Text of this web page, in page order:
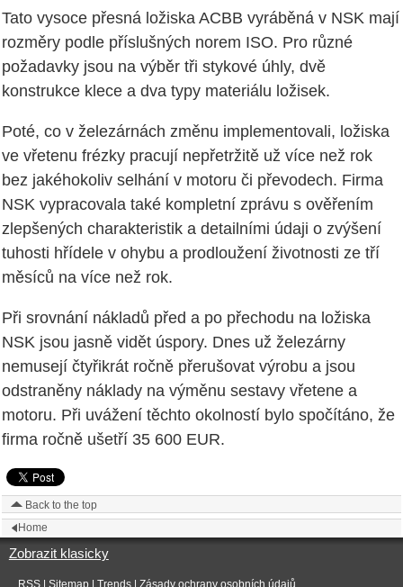
Tato vysoce přesná ložiska ACBB vyráběná v NSK mají
rozměry podle příslušných norem ISO. Pro různé
požadavky jsou na výběr tři stykové úhly, dvě
konstrukce klece a dva typy materiálu ložisek.
Poté, co v železárnách změnu implementovali, ložiska
ve vřetenu frézky pracují nepřetržitě už více než rok
bez jakéhokoliv selhání v motoru či převodech. Firma
NSK vypracovala také kompletní zprávu s ověřením
zlepšených charakteristik a detailními údaji o zvýšení
tuhosti hřídele v ohybu a prodloužení životnosti ze tří
měsíců na více než rok.
Při srovnání nákladů před a po přechodu na ložiska
NSK jsou jasně vidět úspory. Dnes už železárny
nemusejí čtyřikrát ročně přerušovat výrobu a jsou
odstraněny náklady na výměnu sestavy vřetene a
motoru. Při uvážení těchto okolností bylo spočítáno, že
firma ročně ušetří 35 600 EUR.
Back to the top
Home
Zobrazit klasicky
RSS| Sitemap| Trends| Zásady ochrany osobních údajů